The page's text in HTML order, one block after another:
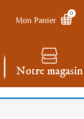
Notre magasin
Mon Panier
0